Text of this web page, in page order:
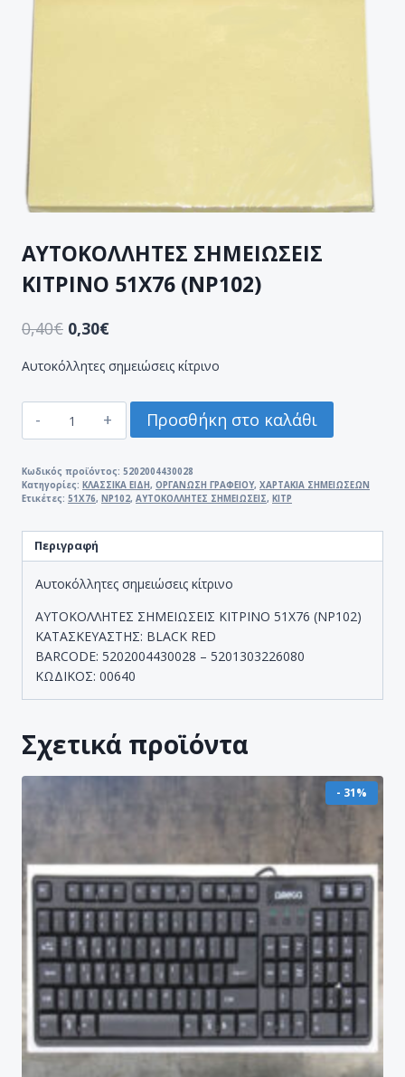
ΑΥΤΟΚΟΛΛΗΤΕΣ ΣΗΜΕΙΩΣΕΙΣ
ΚΙΤΡΙΝΟ 51Χ76 (NP102)
0,40€ 0,30€
Αυτοκόλλητες σημειώσεις κίτρινο
ΑΥΤΟΚΟΛΛΗΤΕΣ
ΣΗΜΕΙΩΣΕΙΣ
51Χ76
(NP102)
Προσθήκη στο καλάθι
Κωδικός προϊόντος: 5202004430028
Κατηγορίες: ΚΛΑΣΣΙΚΑ ΕΙΔΗ, ΟΡΓΑΝΩΣΗ ΓΡΑΦΕΙΟΥ, ΧΑΡΤΑΚΙΑ ΣΗΜΕΙΩΣΕΩΝ
Ετικέτες: 51Χ76, NP102, ΑΥΤΟΚΟΛΛΗΤΕΣ ΣΗΜΕΙΩΣΕΙΣ, ΚΙΤΡ
Περιγραφή
Αυτοκόλλητες σημειώσεις κίτρινο
ΑΥΤΟΚΟΛΛΗΤΕΣ ΣΗΜΕΙΩΣΕΙΣ ΚΙΤΡΙΝΟ 51Χ76 (NP102)
ΚΑΤΑΣΚΕΥΑΣΤΗΣ: BLACK RED
BARCODE: 5202004430028 – 5201303226080
ΚΩΔΙΚΟΣ: 00640
Σχετικά προϊόντα
- 31%